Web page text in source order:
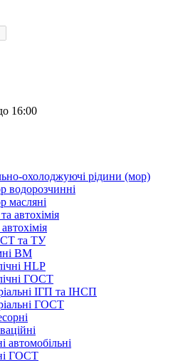
16:00
охолоджуючі рідини (мор)
водорозчинні
масляні
автохімія
та ТУ
ВМ
HLP
ГОСТ
ІГП та ІНСП
ГОСТ
автомобільні
ГОСТ